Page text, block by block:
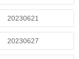
20230621
20230627